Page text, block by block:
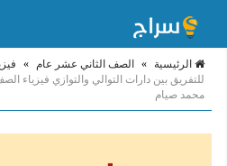
الرئيسية » الصف الثاني عشر عام »
للتفريق بين دارات التوالي والتوازي فيزياء
محمد صيام